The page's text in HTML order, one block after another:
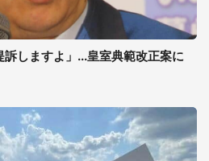
しますよ」...皇室典範改正案に